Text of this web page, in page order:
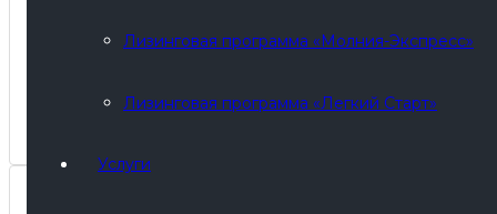
Лизинговая программа «Молния-Экспресс»
Лизинговая программа «Легкий Старт»
Услуги